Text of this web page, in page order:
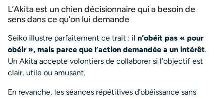
L’Akita est un chien décisionnaire qui a besoin de
sens dans ce qu’on lui demande
Seiko illustre parfaitement ce trait : il n’obéit pas « pour
obéir », mais parce que l’action demandée a un intérêt.
Un Akita accepte volontiers de collaborer si l’objectif est
clair, utile ou amusant.
En revanche, les séances répétitives d’obéissance sans